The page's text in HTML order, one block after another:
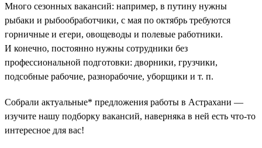
Много сезонных вакансий: например, в путину нужны
рыбаки и рыбообработчики, с мая по октябрь требуются
горничные и егери, овощеводы и полевые работники.
И конечно, постоянно нужны сотрудники без
профессиональной подготовки: дворники, грузчики,
подсобные рабочие, разнорабочие, уборщики и т. п.
Собрали актуальные* предложения работы в Астрахани —
изучите нашу подборку вакансий, наверняка в ней есть что-то
интересное для вас!